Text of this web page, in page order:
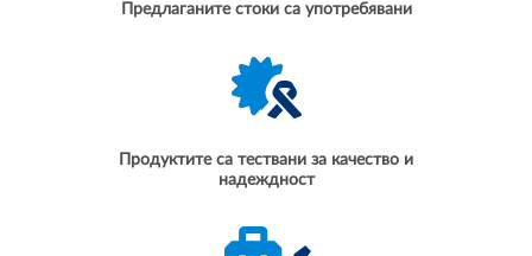
Предлаганите стоки са употребявани
Продуктите са тествани за качество и
надеждност